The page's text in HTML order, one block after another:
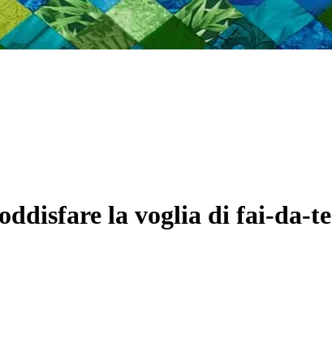
la voglia di fai-da-te